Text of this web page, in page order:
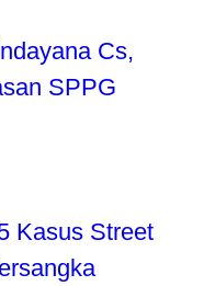
Cs,
SPPG
Kasus Street